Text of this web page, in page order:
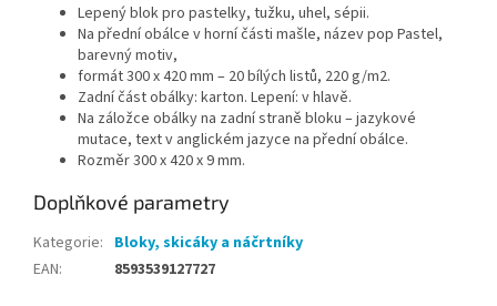
Lepený blok pro pastelky, tužku, uhel, sépii.
Na přední obálce v horní části mašle, název pop Pastel,
barevný motiv,
formát 300 x 420 mm – 20 bílých listů, 220 g/m2.
Zadní část obálky: karton. Lepení: v hlavě.
Na záložce obálky na zadní straně bloku – jazykové
mutace, text v anglickém jazyce na přední obálce.
Rozměr 300 x 420 x 9 mm.
Doplňkové parametry
Kategorie: Bloky, skicáky a náčrtníky
EAN: 8593539127727